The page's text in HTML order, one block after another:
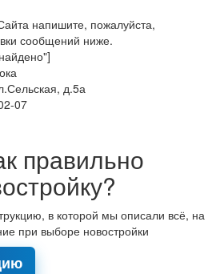
напишите, пожалуйста,
сообщений ниже.
д.5а
07
правильно
в которой мы описали всё, на
при выборе новостройки